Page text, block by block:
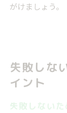
がけましょう。
失敗しな
イント
失敗しない